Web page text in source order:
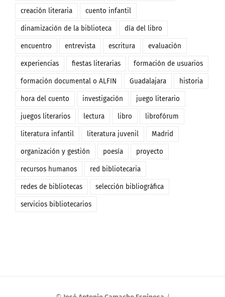
creación literaria cuento infantil
dinamización de la biblioteca día del libro
encuentro entrevista escritura evaluación
experiencias fiestas literarias formación de usuarios
formación documental o ALFIN Guadalajara historia
hora del cuento investigación juego literario
juegos literarios lectura libro librofórum
literatura infantil literatura juvenil Madrid
organización y gestión poesía proyecto
recursos humanos red bibliotecaria
redes de bibliotecas selección bibliográfica
servicios bibliotecarios